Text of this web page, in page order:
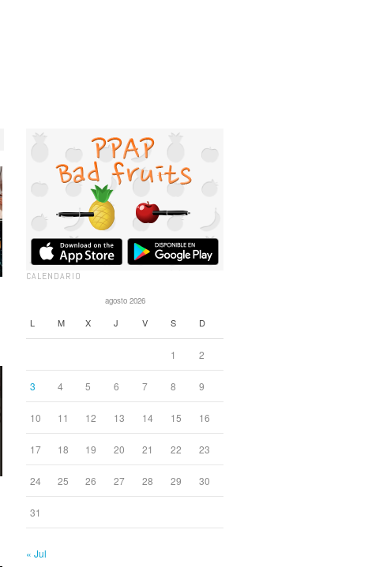
CALENDARIO
agosto 2026
L M X J V S D
1 2
3 4 5 6 7 8 9
10 11 12 13 14 15 16
17 18 19 20 21 22 23
24 25 26 27 28 29 30
31
« Jul